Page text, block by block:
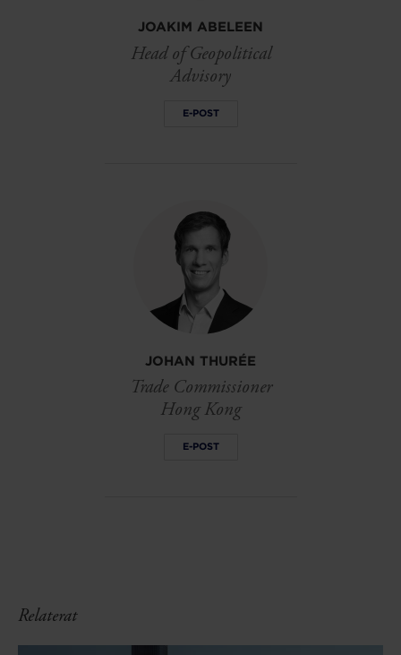
JOAKIM ABELEEN
Head of Geopolitical
Advisory
E-POST
JOHAN THURÉE
Trade Commissioner
Hong Kong
E-POST
Relaterat